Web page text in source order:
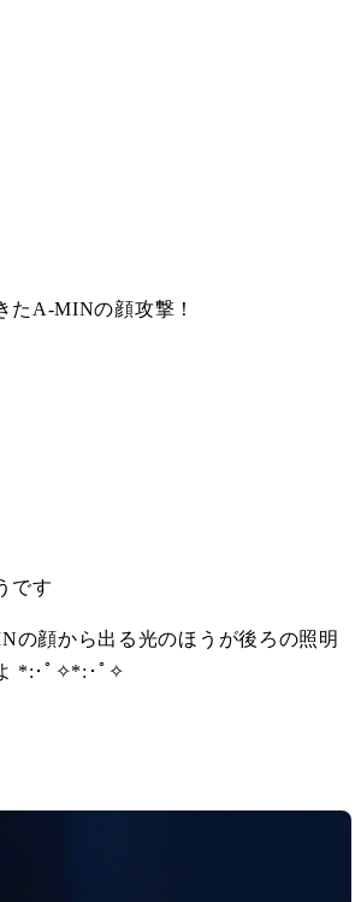
たA-MINの顔攻撃！
です
の顔から出る光のほうが後ろの照明
*:･ﾟ✧*:･ﾟ✧